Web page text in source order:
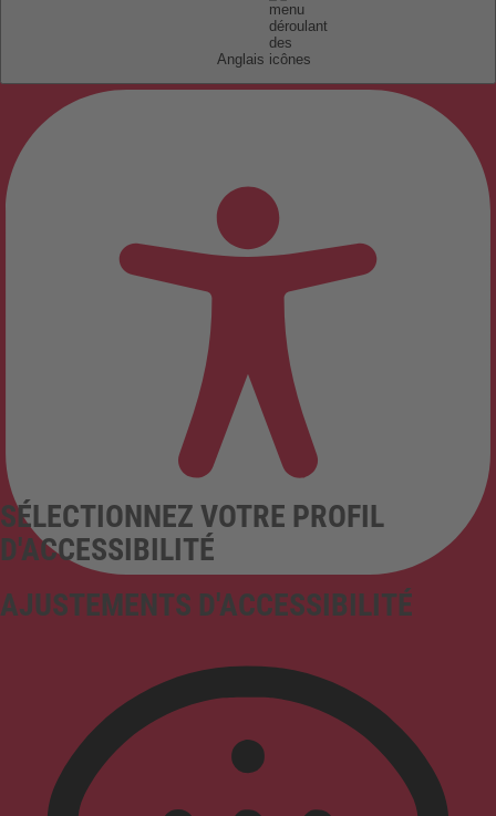
Anglais
AJUSTEMENTS D'ACCESSIBILITÉ
SÉLECTIONNEZ VOTRE PROFIL
D'ACCESSIBILITÉ